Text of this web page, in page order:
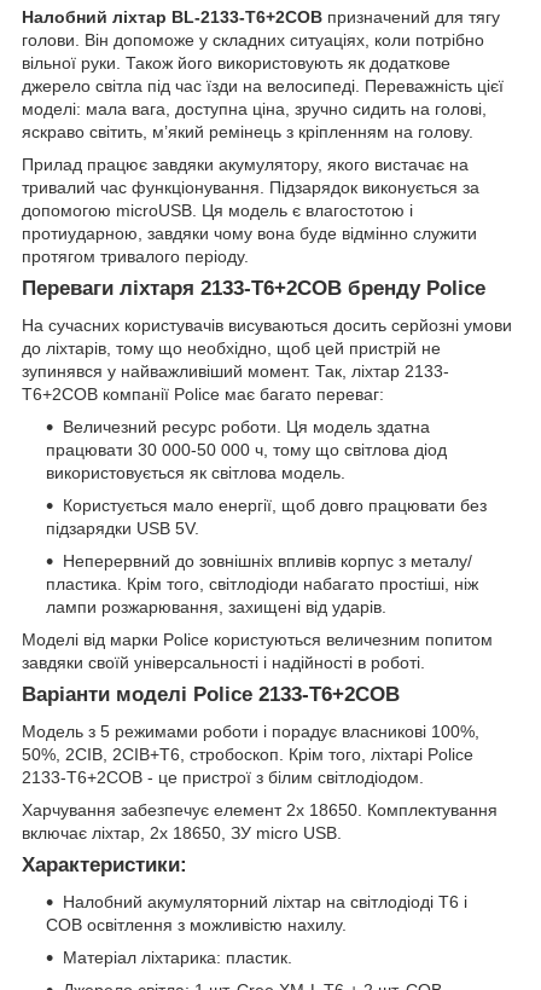
Налобний ліхтар BL-2133-T6+2COB призначений для тягу
голови. Він допоможе у складних ситуаціях, коли потрібно
вільної руки. Також його використовують як додаткове
джерело світла під час їзди на велосипеді. Переважність цієї
моделі: мала вага, доступна ціна, зручно сидить на голові,
яскраво світить, м’який ремінець з кріпленням на голову.
Прилад працює завдяки акумулятору, якого вистачає на
тривалий час функціонування. Підзарядок виконується за
допомогою microUSB. Ця модель є влагостотою і
протиударною, завдяки чому вона буде відмінно служити
протягом тривалого періоду.
Переваги ліхтаря 2133-T6+2COB бренду Police
На сучасних користувачів висуваються досить серйозні умови
до ліхтарів, тому що необхідно, щоб цей пристрій не
зупинявся у найважливіший момент. Так, ліхтар 2133-
T6+2COB компанії Police має багато переваг:
Величезний ресурс роботи. Ця модель здатна
працювати 30 000-50 000 ч, тому що світлова діод
використовується як світлова модель.
Користується мало енергії, щоб довго працювати без
підзарядки USB 5V.
Неперервний до зовнішніх впливів корпус з металу/
пластика. Крім того, світлодіоди набагато простіші, ніж
лампи розжарювання, захищені від ударів.
Моделі від марки Police користуються величезним попитом
завдяки своїй універсальності і надійності в роботі.
Варіанти моделі Police 2133-T6+2COB
Модель з 5 режимами роботи і порадує власникові 100%,
50%, 2СІВ, 2СІВ+Т6, стробоскоп. Крім того, ліхтарі Police
2133-T6+2COB - це пристрої з білим світлодіодом.
Харчування забезпечує елемент 2x 18650. Комплектування
включає ліхтар, 2х 18650, ЗУ micro USB.
Характеристики:
Налобний акумуляторний ліхтар на світлодіоді Т6 і
СОВ освітлення з можливістю нахилу.
Матеріал ліхтарика: пластик.